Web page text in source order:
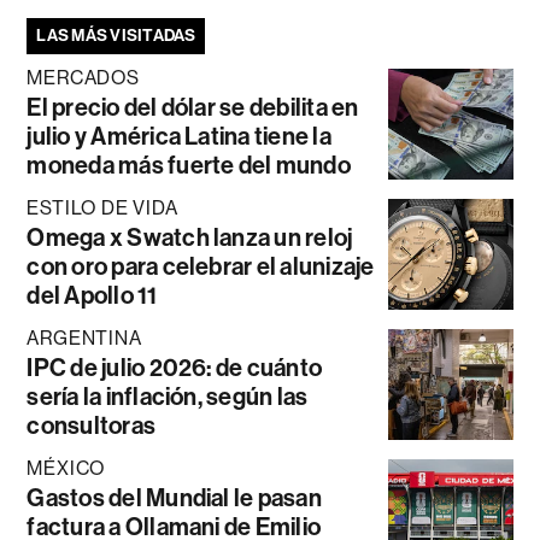
LAS MÁS VISITADAS
MERCADOS
El precio del dólar se debilita en
julio y América Latina tiene la
moneda más fuerte del mundo
ESTILO DE VIDA
Omega x Swatch lanza un reloj
con oro para celebrar el alunizaje
del Apollo 11
ARGENTINA
IPC de julio 2026: de cuánto
sería la inflación, según las
consultoras
MÉXICO
Gastos del Mundial le pasan
factura a Ollamani de Emilio